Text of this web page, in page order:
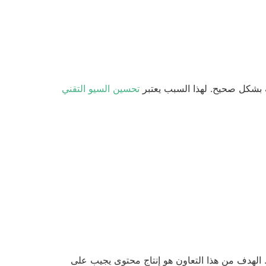
صحيح. لهذا السبب يعتبر تحسين السيو التقني
من هذا التعاون هو إنتاج محتوى يجيب على